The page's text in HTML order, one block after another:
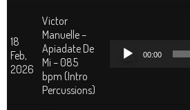
18
Feb,
2026
Victor
Manuelle –
Apiadate De
Mi – 085
bpm (Intro
Percussions)
Reproductor
00:00